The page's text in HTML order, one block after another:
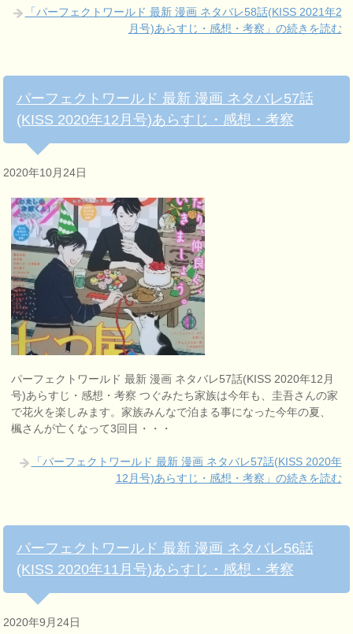
「パーフェクトワールド 最新 漫画 ネタバレ58話(KISS 2021年2
月号)あらすじ・感想・考察」の続きを読む
パーフェクトワールド 最新 漫画 ネタバレ57話
(KISS 2020年12月号)あらすじ・感想・考察
2020年10月24日
パーフェクトワールド 最新 漫画 ネタバレ57話(KISS 2020年12月
号)あらすじ・感想・考察 つぐみたち家族は今年も、圭吾さんの家
で花火を楽しみます。家族みんなで泊まる事になった今年の夏、
楓さんが亡くなって3回目・・・
「パーフェクトワールド 最新 漫画 ネタバレ57話(KISS 2020年
12月号)あらすじ・感想・考察」の続きを読む
パーフェクトワールド 最新 漫画 ネタバレ56話
(KISS 2020年11月号)あらすじ・感想・考察
2020年9月24日